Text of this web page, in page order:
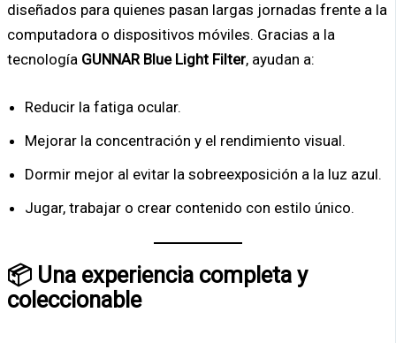
diseñados para quienes pasan largas jornadas frente a la
computadora o dispositivos móviles. Gracias a la
tecnología GUNNAR Blue Light Filter, ayudan a:
Reducir la fatiga ocular.
Mejorar la concentración y el rendimiento visual.
Dormir mejor al evitar la sobreexposición a la luz azul.
Jugar, trabajar o crear contenido con estilo único.
📦 Una experiencia completa y
coleccionable